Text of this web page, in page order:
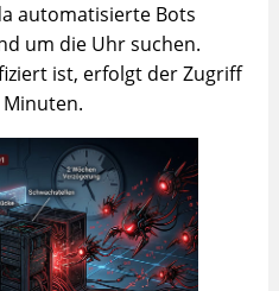
automatisierte Bots
um die Uhr suchen.
ist, erfolgt der Zugriff